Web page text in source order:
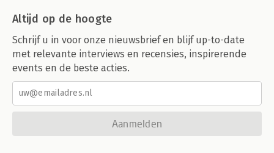
Altijd op de hoogte
Schrijf u in voor onze nieuwsbrief en blijf up-to-date
met relevante interviews en recensies, inspirerende
events en de beste acties.
Aanmelden